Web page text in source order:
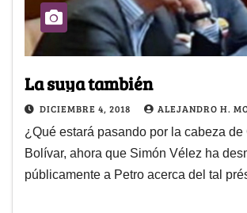
La suya también
DICIEMBRE 4, 2018 ALEJANDRO H.
¿Qué estará pasando por la cabeza de
Bolívar, ahora que Simón Vélez ha
públicamente a Petro acerca del tal